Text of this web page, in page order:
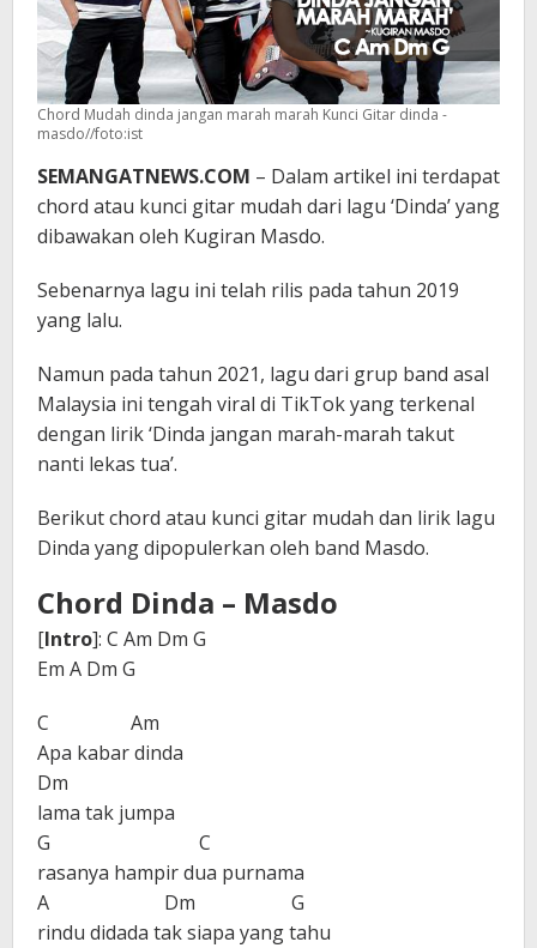
Chord Mudah dinda jangan marah marah Kunci Gitar dinda -
masdo//foto:ist
SEMANGATNEWS.COM – Dalam artikel ini terdapat
chord atau kunci gitar mudah dari lagu ‘Dinda’ yang
dibawakan oleh Kugiran Masdo.
Sebenarnya lagu ini telah rilis pada tahun 2019
yang lalu.
Namun pada tahun 2021, lagu dari grup band asal
Malaysia ini tengah viral di TikTok yang terkenal
dengan lirik ‘Dinda jangan marah-marah takut
nanti lekas tua’.
Berikut chord atau kunci gitar mudah dan lirik lagu
Dinda yang dipopulerkan oleh band Masdo.
Chord Dinda – Masdo
[Intro]: C Am Dm G
Em A Dm G
C Am
Apa kabar dinda
Dm
lama tak jumpa
G C
rasanya hampir dua purnama
A Dm G
rindu didada tak siapa yang tahu